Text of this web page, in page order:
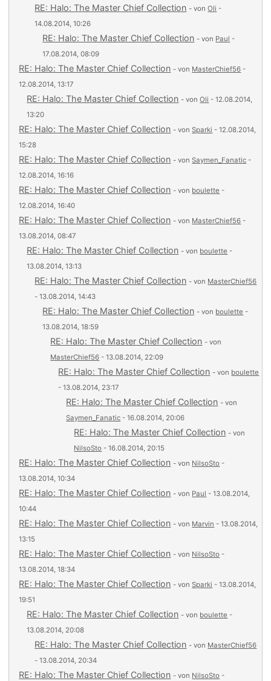
RE: Halo: The Master Chief Collection - vonOli -
14.08.2014, 10:26
RE: Halo: The Master Chief Collection - von Paul -
17.08.2014, 08:09
RE: Halo: The Master Chief Collection - von MasterChief56 -
12.08.2014, 13:17
RE: Halo: The Master Chief Collection - vonOli - 12.08.2014,
13:20
RE: Halo: The Master Chief Collection - vonSparki - 12.08.2014,
15:28
RE: Halo: The Master Chief Collection - vonSaymen_Fanatic -
12.08.2014, 16:16
RE: Halo: The Master Chief Collection - von boulette -
12.08.2014, 16:40
RE: Halo: The Master Chief Collection - von MasterChief56 -
13.08.2014, 08:47
RE: Halo: The Master Chief Collection - von boulette -
13.08.2014, 13:13
RE: Halo: The Master Chief Collection - von MasterChief56
- 13.08.2014, 14:43
RE: Halo: The Master Chief Collection - von boulette -
13.08.2014, 18:59
RE: Halo: The Master Chief Collection - von
MasterChief56 - 13.08.2014, 22:09
RE: Halo: The Master Chief Collection - von boulette
- 13.08.2014, 23:17
RE: Halo: The Master Chief Collection - von
Saymen_Fanatic - 16.08.2014, 20:06
RE: Halo: The Master Chief Collection - von
NilsoSto - 16.08.2014, 20:15
RE: Halo: The Master Chief Collection - von NilsoSto -
13.08.2014, 10:34
RE: Halo: The Master Chief Collection - von Paul - 13.08.2014,
10:44
RE: Halo: The Master Chief Collection - von Marvin - 13.08.2014,
13:15
RE: Halo: The Master Chief Collection - von NilsoSto -
13.08.2014, 18:34
RE: Halo: The Master Chief Collection - vonSparki - 13.08.2014,
19:51
RE: Halo: The Master Chief Collection - von boulette -
13.08.2014, 20:08
RE: Halo: The Master Chief Collection - von MasterChief56
- 13.08.2014, 20:34
RE: Halo: The Master Chief Collection - von NilsoSto -